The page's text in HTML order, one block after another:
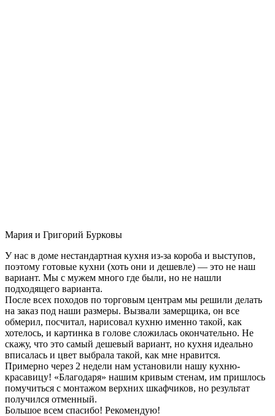
Мария и Григорий Бурковы
У нас в доме нестандартная кухня из-за короба и выступов,
поэтому готовые кухни (хоть они и дешевле) — это не наш
вариант. Мы с мужем много где были, но не нашли
подходящего варианта.
После всех походов по торговым центрам мы решили делать
на заказ под наши размеры. Вызвали замерщика, он все
обмерил, посчитал, нарисовал кухню именно такой, как
хотелось, и картинка в голове сложилась окончательно. Не
скажу, что это самый дешевый вариант, но кухня идеально
вписалась и цвет выбрала такой, как мне нравится.
Примерно через 2 недели нам установили нашу кухню-
красавицу! «Благодаря» нашим кривым стенам, им пришлось
помучиться с монтажом верхних шкафчиков, но результат
получился отменный.
Большое всем спасибо! Рекомендую!